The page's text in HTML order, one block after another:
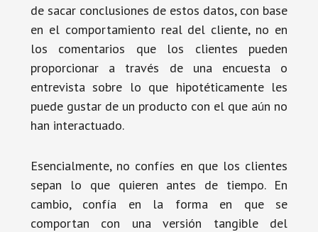
de sacar conclusiones de estos datos, con base
en el comportamiento real del cliente, no en
los comentarios que los clientes pueden
proporcionar a través de una encuesta o
entrevista sobre lo que hipotéticamente les
puede gustar de un producto con el que aún no
han interactuado.
Esencialmente, no confíes en que los clientes
sepan lo que quieren antes de tiempo. En
cambio, confía en la forma en que se
comportan con una versión tangible del